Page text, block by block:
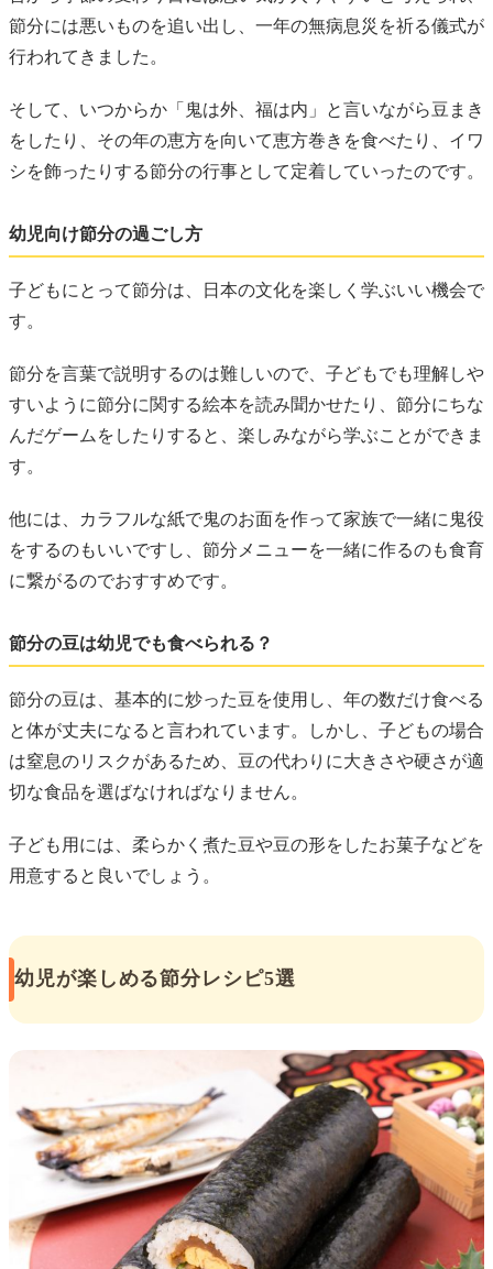
節分には悪いものを追い出し、一年の無病息災を祈る儀式が
行われてきました。
そして、いつからか「鬼は外、福は内」と言いながら豆まき
をしたり、その年の恵方を向いて恵方巻きを食べたり、イワ
シを飾ったりする節分の行事として定着していったのです。
幼児向け節分の過ごし方
子どもにとって節分は、日本の文化を楽しく学ぶいい機会で
す。
節分を言葉で説明するのは難しいので、子どもでも理解しや
すいように節分に関する絵本を読み聞かせたり、節分にちな
んだゲームをしたりすると、楽しみながら学ぶことができま
す。
他には、カラフルな紙で鬼のお面を作って家族で一緒に鬼役
をするのもいいですし、節分メニューを一緒に作るのも食育
に繋がるのでおすすめです。
節分の豆は幼児でも食べられる？
節分の豆は、基本的に炒った豆を使用し、年の数だけ食べる
と体が丈夫になると言われています。しかし、子どもの場合
は窒息のリスクがあるため、豆の代わりに大きさや硬さが適
切な食品を選ばなければなりません。
子ども用には、柔らかく煮た豆や豆の形をしたお菓子などを
用意すると良いでしょう。
幼児が楽しめる節分レシピ5選